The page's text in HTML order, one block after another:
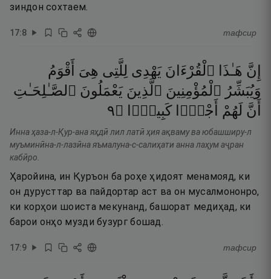
зиндон сохтаем.
17:8 тафсир
إِنَّ هَـٰذَا ٱلْقُرْءَانَ يَهْدِى لِلَّتِى هِىَ أَقْوَمُ
وَيُبَشِّرُ ٱلْمُؤْمِنِينَ ٱلَّذِينَ يَعْمَلُونَ ٱلصَّـٰلِحَـٰتِ
أَنَّ لَهُمْ أَجْرًۭا كَبِيرًۭا ۝٩
Инна ҳаза-л-Қур-ана яҳдӣ лил латӣ ҳия ақваму ва юбашширу-л
муъминӣна-л-лазӣна яъмалуна-с-салиҳати анна лаҳум аҷран
кабӣро.
Ҳаройина, ин Қуръон ба роҳе ҳидоят менамояд, ки
он дурусттар ва пайдортар аст ва он мусалмононро,
ки корҳои шоиста мекунанд, башорат медиҳад, ки
барои онҳо музди бузург бошад.
17:9 тафсир